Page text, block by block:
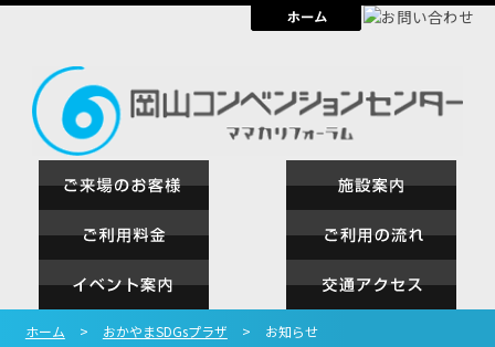
ホーム > おかやまSDGsプラザ > お知らせ